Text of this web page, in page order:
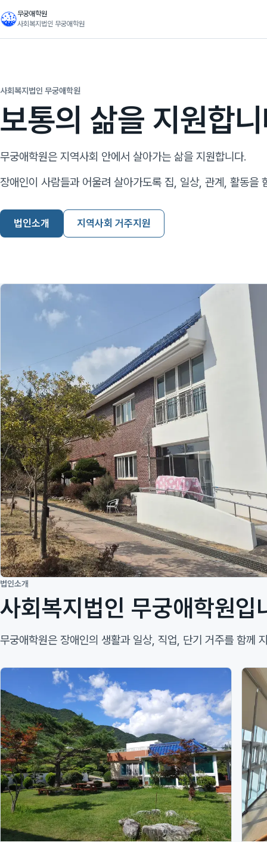
무궁애학원
사회복지법인 무궁애학원
사회복지법인 무궁애학원
보통의 삶을 지원합
무궁애학원은 지역사회 안에서 살아가는 삶을 지원합니다.
장애인이 사람들과 어울려 살아가도록 집, 일상, 관계, 활동을
법인소개 지역사회 거주지원
법인소개
사회복지법인 무궁애학원입
무궁애학원은 장애인의 생활과 일상, 직업, 단기 거주를 함께